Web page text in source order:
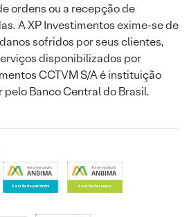
ordens ou a recepção de
A XP Investimentos exime-se de
sofridos por seus clientes,
disponibilizados por
CCTVM S/A é instituição
Banco Central do Brasil.